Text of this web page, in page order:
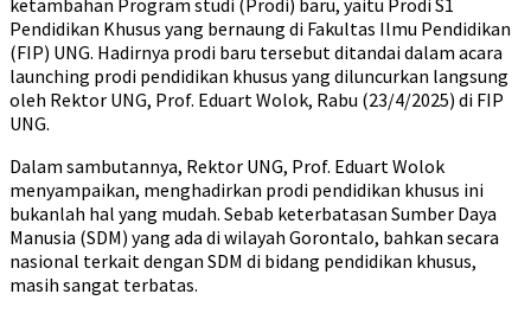
Pendidikan Khusus yang bernaung di Fakultas Ilmu Pendidikan
(FIP) UNG. Hadirnya prodi baru tersebut ditandai dalam acara
launching prodi pendidikan khusus yang diluncurkan langsung
oleh Rektor UNG, Prof. Eduart Wolok, Rabu (23/4/2025) di FIP
UNG.
Dalam sambutannya, Rektor UNG, Prof. Eduart Wolok
menyampaikan, menghadirkan prodi pendidikan khusus ini
bukanlah hal yang mudah. Sebab keterbatasan Sumber Daya
Manusia (SDM) yang ada di wilayah Gorontalo, bahkan secara
nasional terkait dengan SDM di bidang pendidikan khusus,
masih sangat terbatas.